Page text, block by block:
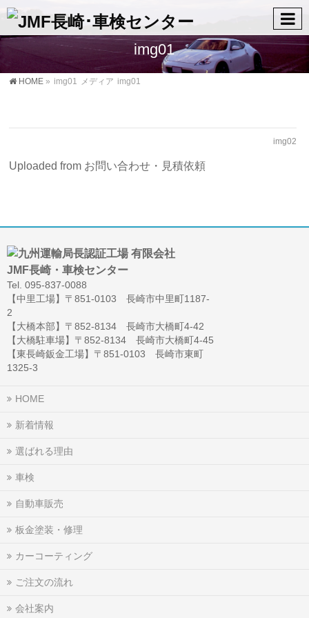
img01
HOME » img01 メディア img01
img02
Uploaded from お問い合わせ・見積依頼
Tel. 095-837-0088
【中里工場】〒851-0103 長崎市中里町1187-
2
【大橋本部】〒852-8134 長崎市大橋町4-42
【大橋駐車場】〒852-8134 長崎市大橋町4-45
【東長崎鈑金工場】〒851-0103 長崎市東町
1325-3
HOME
新着情報
選ばれる理由
車検
自動車販売
板金塗装・修理
カーコーティング
ご注文の流れ
会社案内